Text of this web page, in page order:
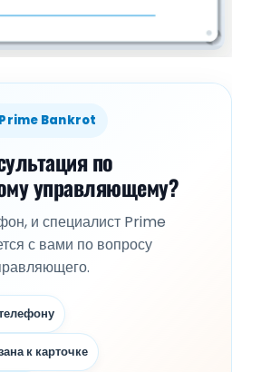
Prime Bankrot
по
управляющему?
и специалист Prime
с вами по вопросу
к карточке